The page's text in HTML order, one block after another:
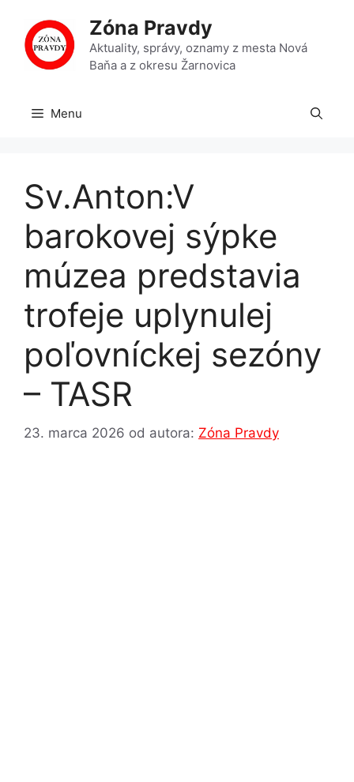
obsah
Zóna Pravdy
Aktuality, správy, oznamy z mesta Nová
Baňa a z okresu Žarnovica
Menu
Sv.Anton:V
barokovej sýpke
múzea predstavia
trofeje uplynulej
poľovníckej sezóny
– TASR
23. marca 2026 od autora: Zóna Pravdy